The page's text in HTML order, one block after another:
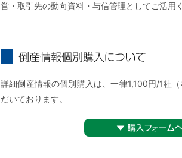
営・取引先の動向資料・与信管理としてご活用
詳細倒産情報の個別購入は、一律1,100円/1社
だいております。